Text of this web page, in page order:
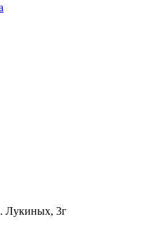
Лукиных, 3г